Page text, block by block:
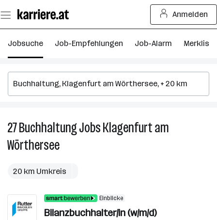
Seiteninhalt
springen
Anmelden
Jobsuche Job-Empfehlungen Job-Alarm Merkliste
27BuchhaltungJobsKlagenfurt am
Wörthersee
20 km Umkreis
Einblicke
Bilanzbuchhalter/in (w/m/d)